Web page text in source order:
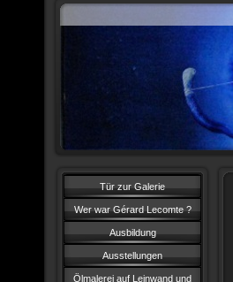
Tür zur Galerie
Wer war Gérard Lecomte ?
Ausbildung
Ausstellungen
Ölmalerei auf Leinwand und